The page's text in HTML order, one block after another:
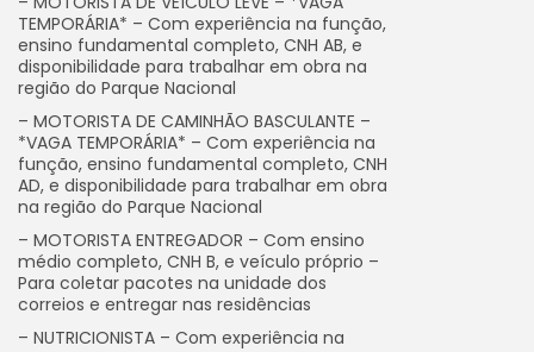
TEMPORÁRIA* – Com experiência na função,
ensino fundamental completo, CNH AB, e
disponibilidade para trabalhar em obra na
região do Parque Nacional
– MOTORISTA DE CAMINHÃO BASCULANTE –
*VAGA TEMPORÁRIA* – Com experiência na
função, ensino fundamental completo, CNH
AD, e disponibilidade para trabalhar em obra
na região do Parque Nacional
– MOTORISTA ENTREGADOR – Com ensino
médio completo, CNH B, e veículo próprio –
Para coletar pacotes na unidade dos
correios e entregar nas residências
– NUTRICIONISTA – Com experiência na